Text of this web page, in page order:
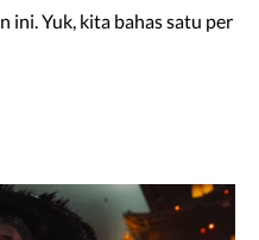
ini. Yuk, kita bahas satu per